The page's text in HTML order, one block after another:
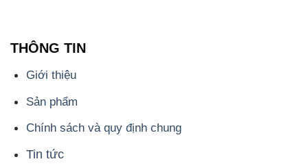
Chính sách và quy định chung
Tin tức
Liên hệ
📞
PHÒNG KINH DOANH - CÔNG TY HÓA CHẤT